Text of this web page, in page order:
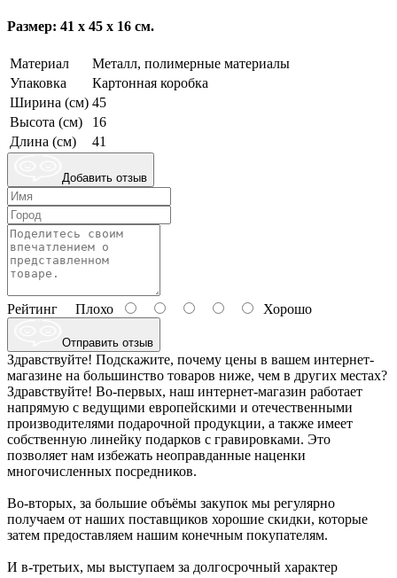
Размер: 41 х 45 х 16 см.
Материал
Металл, полимерные материалы
Упаковка
Картонная коробка
Ширина (см) 45
Высота (см)
16
Длина (см)
41
Добавить отзыв
Рейтинг Плохо Хорошо
Отправить отзыв
Здравствуйте! Подскажите, почему цены в вашем интернет-
магазине на большинство товаров ниже, чем в других местах?
Здравствуйте! Во-первых, наш интернет-магазин работает
напрямую с ведущими европейскими и отечественными
производителями подарочной продукции, а также имеет
собственную линейку подарков с гравировками. Это
позволяет нам избежать неоправданные наценки
многочисленных посредников.
Во-вторых, за большие объёмы закупок мы регулярно
получаем от наших поставщиков хорошие скидки, которые
затем предоставляем нашим конечным покупателям.
И в-третьих, мы выступаем за долгосрочный характер